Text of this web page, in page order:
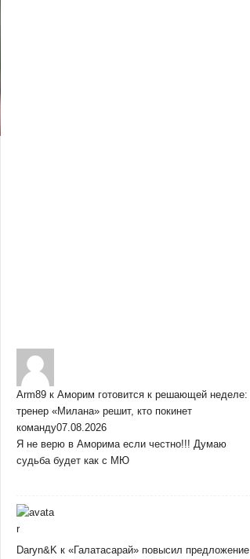
Arm89к Аморим готовится к решающей неделе:
тренер «Милана» решит, кто покинет
команду07.08.2026
Я не верю в Аморима если честно!!! Думаю
судьба будет как с МЮ
Daryn&K к «Галатасарай» повысил предложение